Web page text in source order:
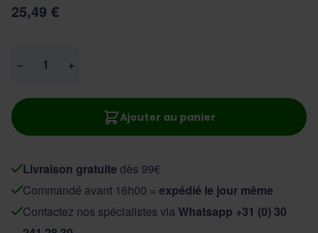
25,49 €
− +
Ajouter au panier
Livraison gratuite dès 99€
Commandé avant 16h00 = expédié le jour même
Contactez nos spécialistes via Whatsapp +31 (0) 30